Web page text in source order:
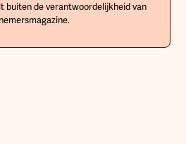
buiten de verantwoordelijkheid van